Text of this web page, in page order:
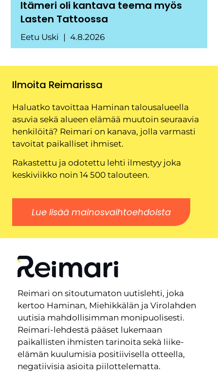
Itämeri oli kantava teema myös
Lasten Tattoossa
Eetu Uski 4.8.2026
Ilmoita Reimarissa
Haluatko tavoittaa Haminan talousalueella
asuvia sekä alueen elämää muutoin seuraavia
henkilöitä? Reimari on kanava, jolla varmasti
tavoitat paikalliset ihmiset.
Rakastettu ja odotettu lehti ilmestyy joka
keskiviikko noin 14 500 talouteen.
Lue lisää mainosvaihtoehdoista
Reimari on sitoutumaton uutislehti, joka
kertoo Haminan, Miehikkälän ja Virolahden
uutisia mahdollisimman monipuolisesti.
Reimari-lehdestä pääset lukemaan
paikallisten ihmisten tarinoita sekä liike-
elämän kuulumisia positiivisella otteella,
negatiivisia asioita piilottelematta.